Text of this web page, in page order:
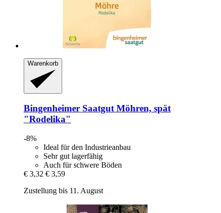
Warenkorb
Bingenheimer Saatgut Möhren, spät
"Rodelika"
-8%
Ideal für den Industrieanbau
Sehr gut lagerfähig
Auch für schwere Böden
€ 3,32 € 3,59
Zustellung bis 11. August